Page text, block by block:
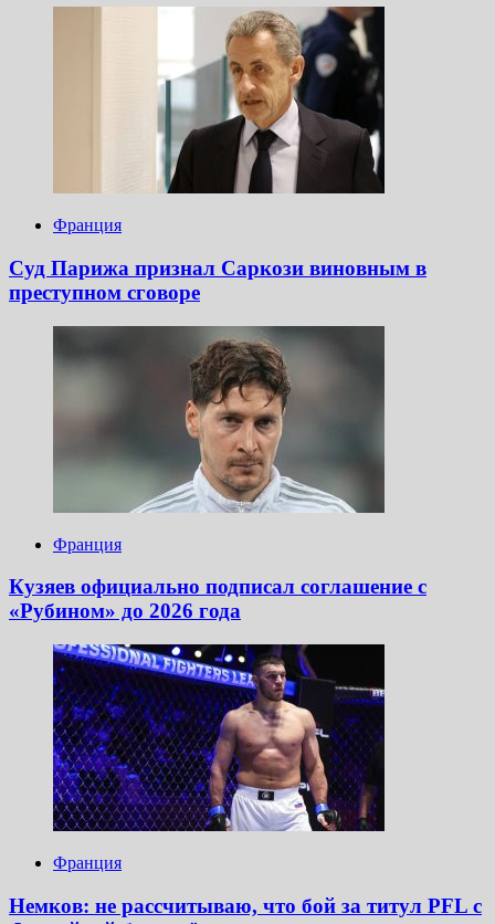
Франция
Суд Парижа признал Саркози виновным в
преступном сговоре
Франция
Кузяев официально подписал соглашение с
«Рубином» до 2026 года
Франция
Немков: не рассчитываю, что бой за титул PFL с